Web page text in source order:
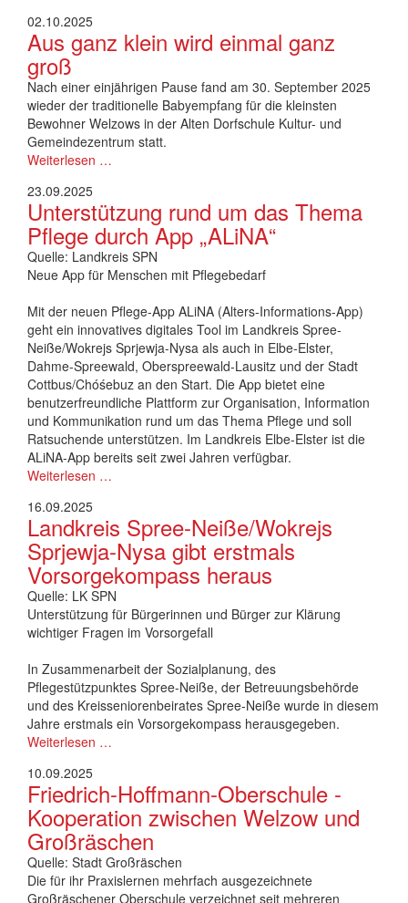
02.10.2025
Aus ganz klein wird einmal ganz
groß
Nach einer einjährigen Pause fand am 30. September 2025
wieder der traditionelle Babyempfang für die kleinsten
Bewohner Welzows in der Alten Dorfschule Kultur- und
Gemeindezentrum statt.
Weiterlesen …
23.09.2025
Unterstützung rund um das Thema
Pflege durch App „ALiNA“
Quelle: Landkreis SPN
Neue App für Menschen mit Pflegebedarf
Mit der neuen Pflege-App ALiNA (Alters-Informations-App)
geht ein innovatives digitales Tool im Landkreis Spree-
Neiße/Wokrejs Sprjewja-Nysa als auch in Elbe-Elster,
Dahme-Spreewald, Oberspreewald-Lausitz und der Stadt
Cottbus/Chóśebuz an den Start. Die App bietet eine
benutzerfreundliche Plattform zur Organisation, Information
und Kommunikation rund um das Thema Pflege und soll
Ratsuchende unterstützen. Im Landkreis Elbe-Elster ist die
ALiNA-App bereits seit zwei Jahren verfügbar.
Weiterlesen …
16.09.2025
Landkreis Spree-Neiße/Wokrejs
Sprjewja-Nysa gibt erstmals
Vorsorgekompass heraus
Quelle: LK SPN
Unterstützung für Bürgerinnen und Bürger zur Klärung
wichtiger Fragen im Vorsorgefall
In Zusammenarbeit der Sozialplanung, des
Pflegestützpunktes Spree-Neiße, der Betreuungsbehörde
und des Kreisseniorenbeirates Spree-Neiße wurde in diesem
Jahre erstmals ein Vorsorgekompass herausgegeben.
Weiterlesen …
10.09.2025
Friedrich-Hoffmann-Oberschule -
Kooperation zwischen Welzow und
Großräschen
Quelle: Stadt Großräschen
Die für ihr Praxislernen mehrfach ausgezeichnete
Großräschener Oberschule verzeichnet seit mehreren